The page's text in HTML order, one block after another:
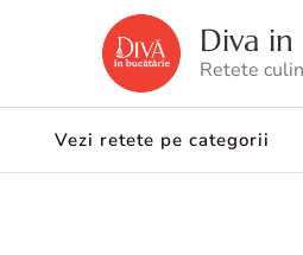
Diva
Retete
Vezi retete pe categorii